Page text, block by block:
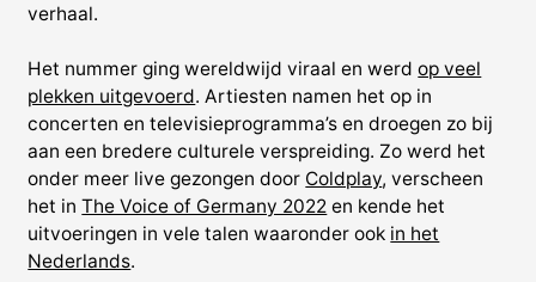
verhaal.
Het nummer ging wereldwijd viraal en werdop veel
plekken uitgevoerd. Artiesten namen het op in
concerten en televisieprogramma’s en droegen zo bij
aan een bredere culturele verspreiding. Zo werd het
onder meer live gezongen door Coldplay, verscheen
het inThe Voice of Germany 2022 en kende het
uitvoeringen in vele talen waaronder ook in het
Nederlands.